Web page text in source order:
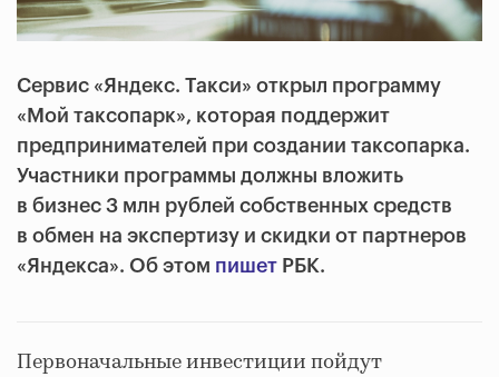
Сервис «Яндекс. Такси» открыл программу
«Мой таксопарк», которая поддержит
предпринимателей при создании таксопарка.
Участники программы должны вложить
в бизнес 3 млн рублей собственных средств
в обмен на экспертизу и скидки от партнеров
«Яндекса». Об этом пишет РБК.
Первоначальные инвестиции пойдут